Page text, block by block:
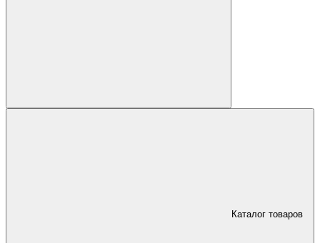
Каталог товаров